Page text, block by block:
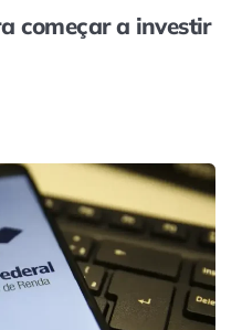
começar a investir